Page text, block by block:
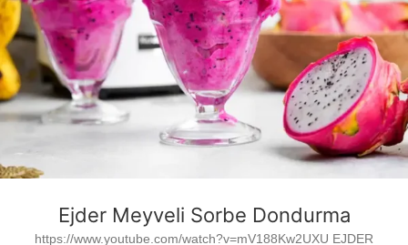
Ejder Meyveli Sorbe Dondurma
https://www.youtube.com/watch?v=mV188Kw2UXU EJDER